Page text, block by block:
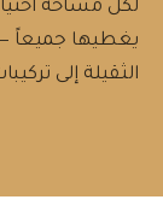
يغطيها جميعاً
الثقيلة إلى
المستشفيات